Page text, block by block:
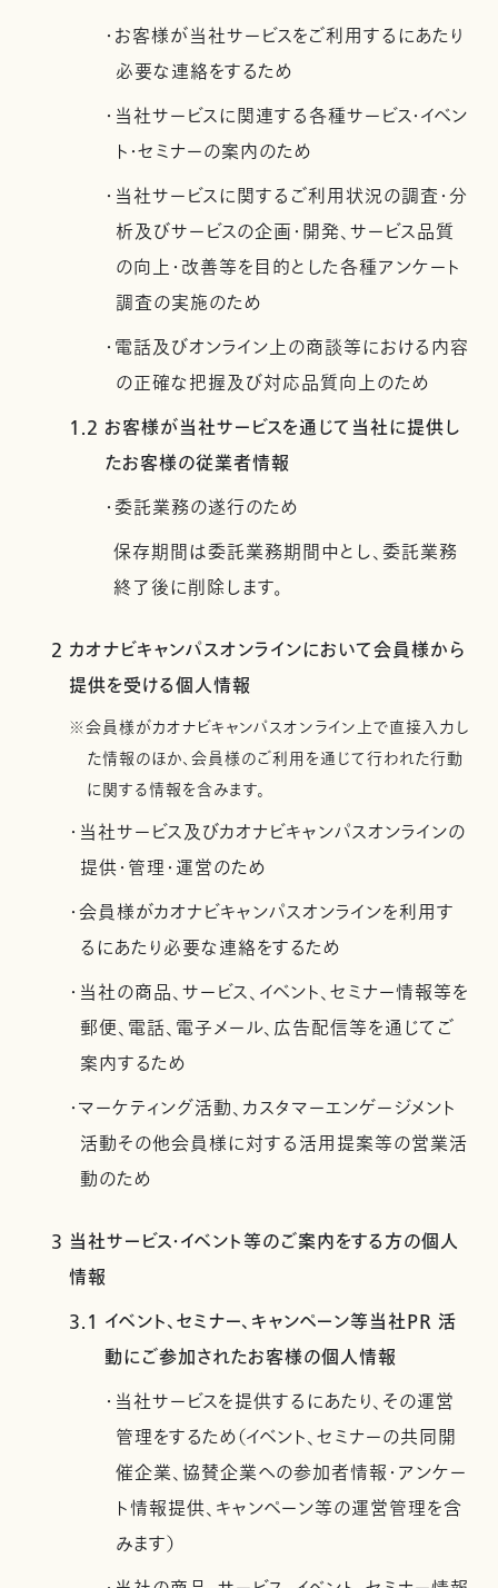
・お客様が当社サービスをご利用するにあたり
必要な連絡をするため
・当社サービスに関連する各種サービス・イベン
ト・セミナーの案内のため
・当社サービスに関するご利用状況の調査・分
析及びサービスの企画・開発、サービス品質
の向上・改善等を目的とした各種アンケート
調査の実施のため
・電話及びオンライン上の商談等における内容
の正確な把握及び対応品質向上のため
1.2 お客様が当社サービスを通じて当社に提供し
たお客様の従業者情報
・委託業務の遂行のため
保存期間は委託業務期間中とし、委託業務
終了後に削除します。
2 カオナビキャンパスオンラインにおいて会員様から
提供を受ける個人情報
※会員様がカオナビキャンパスオンライン上で直接入力し
た情報のほか、会員様のご利用を通じて行われた行動
に関する情報を含みます。
・当社サービス及びカオナビキャンパスオンラインの
提供・管理・運営のため
・会員様がカオナビキャンパスオンラインを利用す
るにあたり必要な連絡をするため
・当社の商品、サービス、イベント、セミナー情報等を
郵便、電話、電子メール、広告配信等を通じてご
案内するため
・マーケティング活動、カスタマーエンゲージメント
活動その他会員様に対する活用提案等の営業活
動のため
3 当社サービス・イベント等のご案内をする方の個人
情報
3.1 イベント、セミナー、キャンペーン等当社PR 活
動にご参加されたお客様の個人情報
・当社サービスを提供するにあたり、その運営
管理をするため（イベント、セミナーの共同開
催企業、協賛企業への参加者情報・アンケー
ト情報提供、キャンペーン等の運営管理を含
みます）